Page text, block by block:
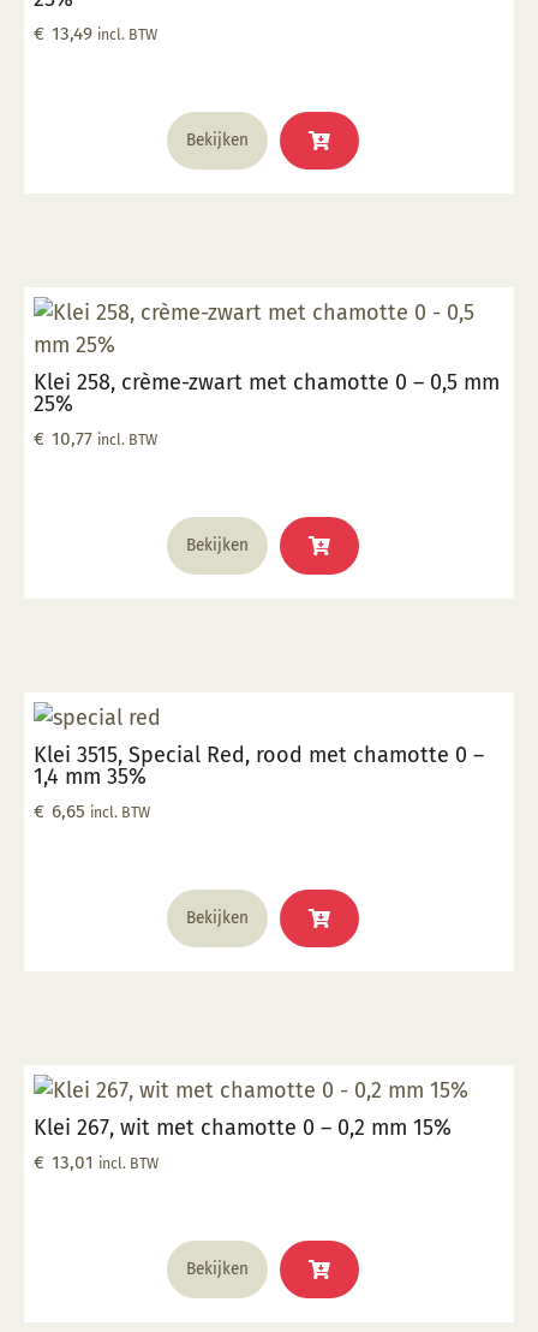
€ 13,49 incl. BTW
Bekijken
Klei 258, crème-zwart met chamotte 0 – 0,5 mm
25%
€ 10,77 incl. BTW
Bekijken
Klei 3515, Special Red, rood met chamotte 0 –
1,4 mm 35%
€ 6,65 incl. BTW
Bekijken
Klei 267, wit met chamotte 0 – 0,2 mm 15%
€ 13,01 incl. BTW
Bekijken